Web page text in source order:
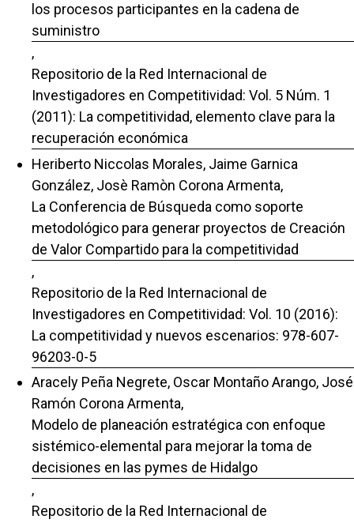
los procesos participantes en la cadena de
suministro
,
Repositorio de la Red Internacional de
Investigadores en Competitividad: Vol. 5 Núm. 1
(2011): La competitividad, elemento clave para la
recuperación económica
Heriberto Niccolas Morales, Jaime Garnica
González, Josè Ramòn Corona Armenta,
La Conferencia de Búsqueda como soporte
metodológico para generar proyectos de Creación
de Valor Compartido para la competitividad
,
Repositorio de la Red Internacional de
Investigadores en Competitividad: Vol. 10 (2016):
La competitividad y nuevos escenarios: 978-607-
96203-0-5
Aracely Peña Negrete, Oscar Montaño Arango, José
Ramón Corona Armenta,
Modelo de planeación estratégica con enfoque
sistémico-elemental para mejorar la toma de
decisiones en las pymes de Hidalgo
,
Repositorio de la Red Internacional de